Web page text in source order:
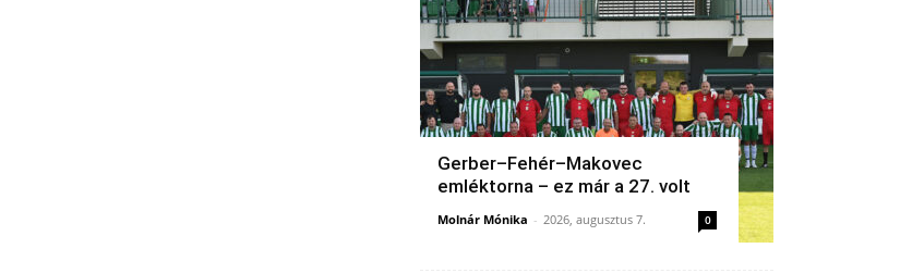
Gerber–Fehér–Makovec
emléktorna – ez már a 27. volt
Molnár Mónika - 2026, augusztus 7. 0